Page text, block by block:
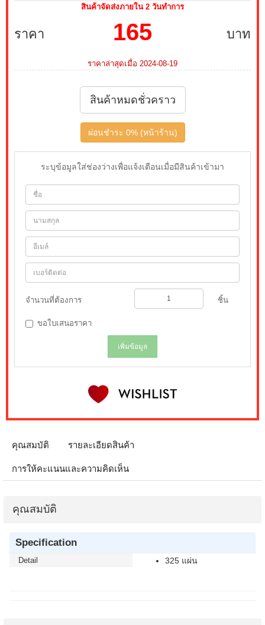
สินค้าจัดส่งภายใน 2 วันทำการ
ราคา บาท
165
ราคาล่าสุดเมื่อ 2024-08-19
สินค้าหมดชั่วคราว
ผ่อนชำระ 0% (หน้าร้าน)
ระบุข้อมูลใส่ช่องว่างเพื่อแจ้งเตือนเมื่อมีสินค้าเข้ามา
จำนวนที่ต้องการ ชิ้น
ขอใบเสนอราคา
เพิ่มข้อมูล
คุณสมบัติ รายละเอียดสินค้า
การให้คะแนนและความคิดเห็น
คุณสมบัติ
Specification
Detail 325 แผ่น